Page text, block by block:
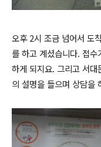
오후 2시 조금 넘어서 도
를 하고 계셨습니다. 접
하게 되지요. 그리고 서
의 설명을 들으며 상담을